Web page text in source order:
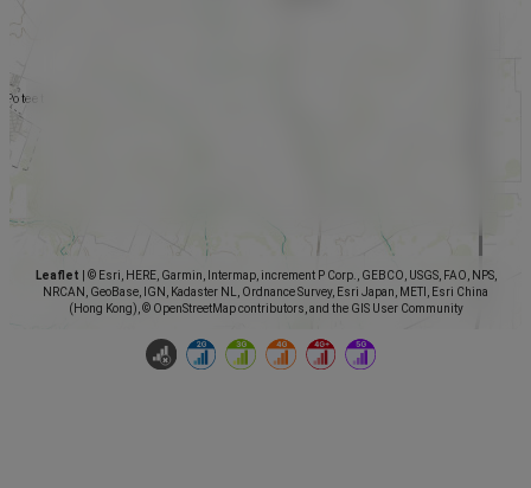
Leaflet
© Esri, HERE, Garmin, Intermap, increment P Corp., GEBCO, USGS, FAO, NPS,
NRCAN, GeoBase, IGN, Kadaster NL, Ordnance Survey, Esri Japan, METI, Esri China
(Hong Kong), © OpenStreetMap contributors, and the GIS User Community